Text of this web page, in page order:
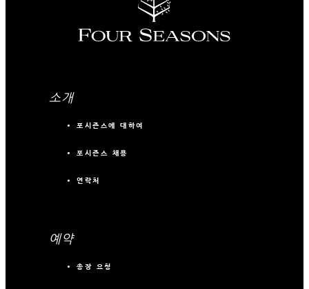
소개
포시즌스에 대하여
포시즌스 채용
연락처
예약
송장 요청